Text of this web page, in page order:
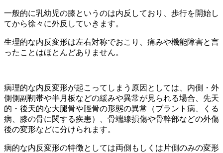
一般的に乳幼児の膝というのは内反しており、歩行を開始し
てから徐々に外反していきます。
生理的な内反変形は左右対称でおこり、痛みや機能障害と言
ったことはほとんどありません。
病理的な内反変形が起こってしまう原因としては、内側・外
側側副靭帯や半月板などの緩みや異常が見られる場合、先天
的・後天的な大腿骨や脛骨の形態の異常（ブラント病、くる
病、膝の骨に関する疾患）、骨端線損傷や骨幹部などの外傷
後の変形などに分けられます。
病的な内反変形の特徴としては両側もしくは片側のみの変形